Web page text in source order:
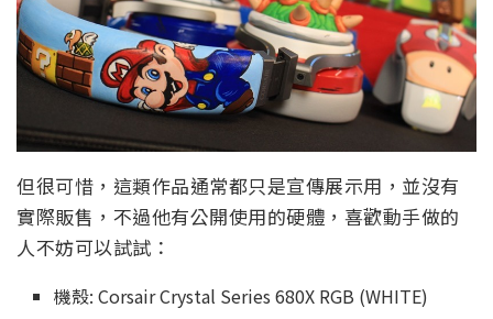
但很可惜，這類作品通常都只是宣傳展示用，並沒有
實際販售，不過他有公開使用的硬體，喜歡動手做的
人不妨可以試試：
機殼: Corsair Crystal Series 680X RGB (WHITE)